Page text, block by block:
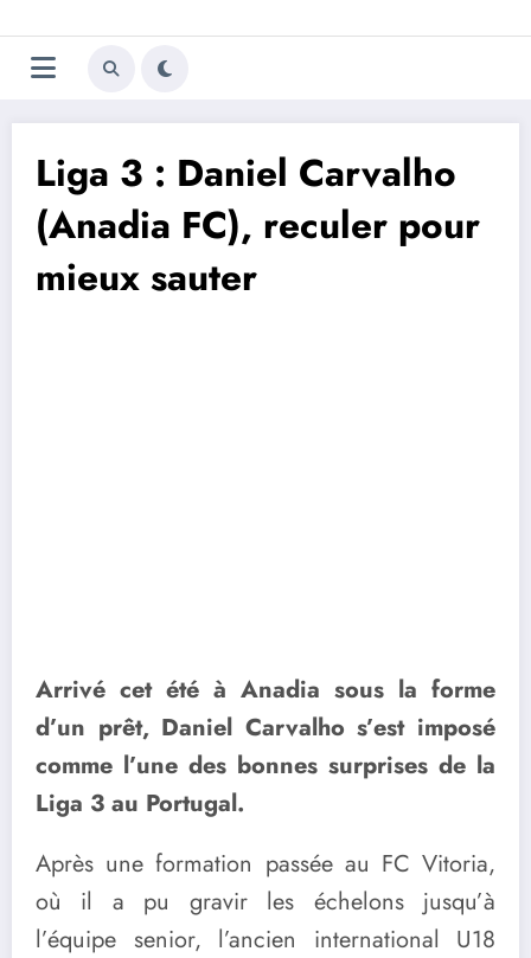
au
contenu
Trivela
L'actualité du football
Liga 3 : Daniel Carvalho
(Anadia FC), reculer pour
mieux sauter
Arrivé cet été à Anadia sous la forme
d’un prêt, Daniel Carvalho s’est imposé
comme l’une des bonnes surprises de la
Liga 3 au Portugal.
Après une formation passée au FC Vitoria,
où il a pu gravir les échelons jusqu’à
l’équipe senior, l’ancien international U18